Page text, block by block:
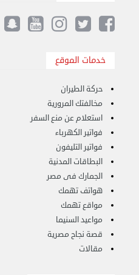
هاف لوري قط أغراض واثاث للمحرقة 65007374 في ...
نقل عفش الكويت 50636444 فك وتركيب ايكيا ...
الأحد 17 سبتمبر 2023 01:24 م
خدمات الموقع
حركة الطيران
مخالفتك المرورية
استعلام عن منع السفر
فواتير الكهرباء
فواتير التليفون
البطاقات المدنية
الجمارك فى مصر
هواتف تهمك
مواقع تهمك
مواعيد السنيما
قصة نجاح مصرية
مقالات